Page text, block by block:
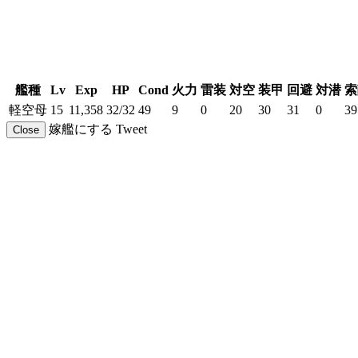
艦種 Lv Exp HP Cond 火力 雷装 対空 装甲 回避 対潜
軽空母 15 11,358 32/32 49 9 0 20 30 31 0 39
Close 嫁艦にする Tweet